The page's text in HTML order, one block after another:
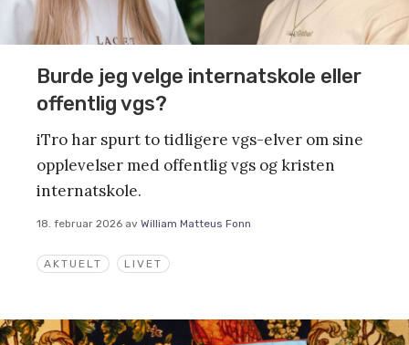
AKTUELT LIVET
Burde jeg velge internatskole eller
offentlig vgs?
iTro har spurt to tidligere vgs-elver om sine
opplevelser med offentlig vgs og kristen
internatskole.
18. februar 2026 av William Matteus Fonn